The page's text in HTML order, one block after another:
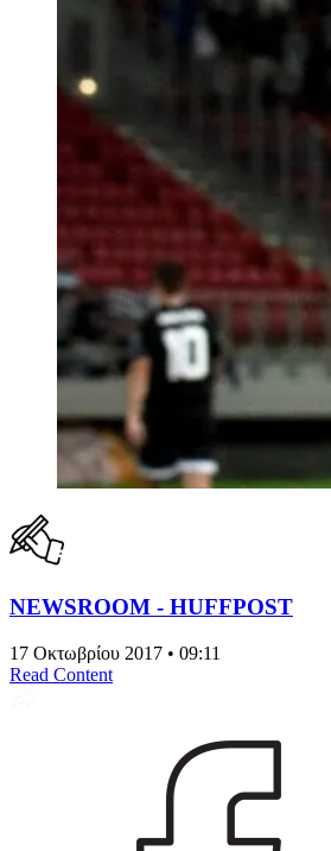
NEWSROOM - HUFFPOST
17 Οκτωβρίου 2017 • 09:11
Read Content